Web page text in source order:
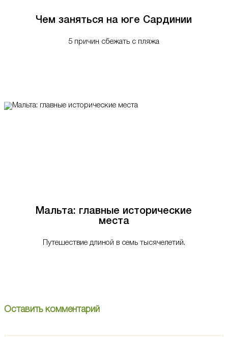
Чем заняться на юге Сардинии
5 причин сбежать с пляжа
Мальта: главные исторические
места
Путешествие длиной в семь тысячелетий.
Оставить комментарий